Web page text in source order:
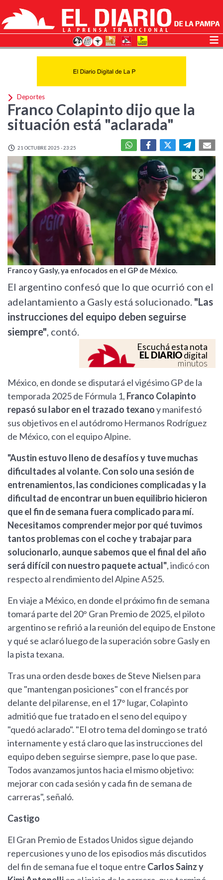
Deportes
Franco Colapinto dijo que la
situación está "aclarada"
21 OCTUBRE 2025 - 23:25
Franco y Gasly, ya enfocados en el GP de México.
El argentino confesó que lo que ocurrió con el
adelantamiento a Gasly está solucionado. "Las
instrucciones del equipo deben seguirse
siempre", contó.
Escuchá esta nota
EL DIARIOdigital
minutos
México, en donde se disputará el vigésimo GP de la
temporada 2025 de Fórmula 1, Franco Colapinto
repasó su labor en el trazado texanoy manifestó
sus objetivos en el autódromo Hermanos Rodríguez
de México, con el equipo Alpine.
"Austin estuvo lleno de desafíos y tuve muchas
dificultades al volante. Con solo una sesión de
entrenamientos, las condiciones complicadas y la
dificultad de encontrar un buen equilibrio hicieron
que el fin de semana fuera complicado para mí.
Necesitamos comprender mejor por qué tuvimos
tantos problemas con el coche y trabajar para
solucionarlo, aunque sabemos que el final del año
será difícil con nuestro paquete actual", indicó con
respecto al rendimiento del Alpine A525.
En viaje a México, en donde el próximo fin de semana
tomará parte del 20° Gran Premio de 2025, el piloto
argentino se refirió a la reunión del equipo de Enstone
y qué se aclaró luego de la superación sobre Gasly en
la pista texana.
Tras una orden desde boxes de Steve Nielsen para
que "mantengan posiciones" con el francés por
delante del pilarense, en el 17° lugar, Colapinto
admitió que fue tratado en el seno del equipo y
"quedó aclarado". "El otro tema del domingo se trató
internamente y está claro que las instrucciones del
equipo deben seguirse siempre, pase lo que pase.
Todos avanzamos juntos hacia el mismo objetivo:
mejorar con cada sesión y cada fin de semana de
carreras", señaló.
Castigo
El Gran Premio de Estados Unidos sigue dejando
repercusiones y uno de los episodios más discutidos
del fin de semana fue el toque entre Carlos Sainz y